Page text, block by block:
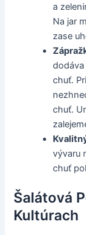
a
Na jar
zase
chuť.
chuť.
vývaru
chuť
Šalátová
Kultúrach